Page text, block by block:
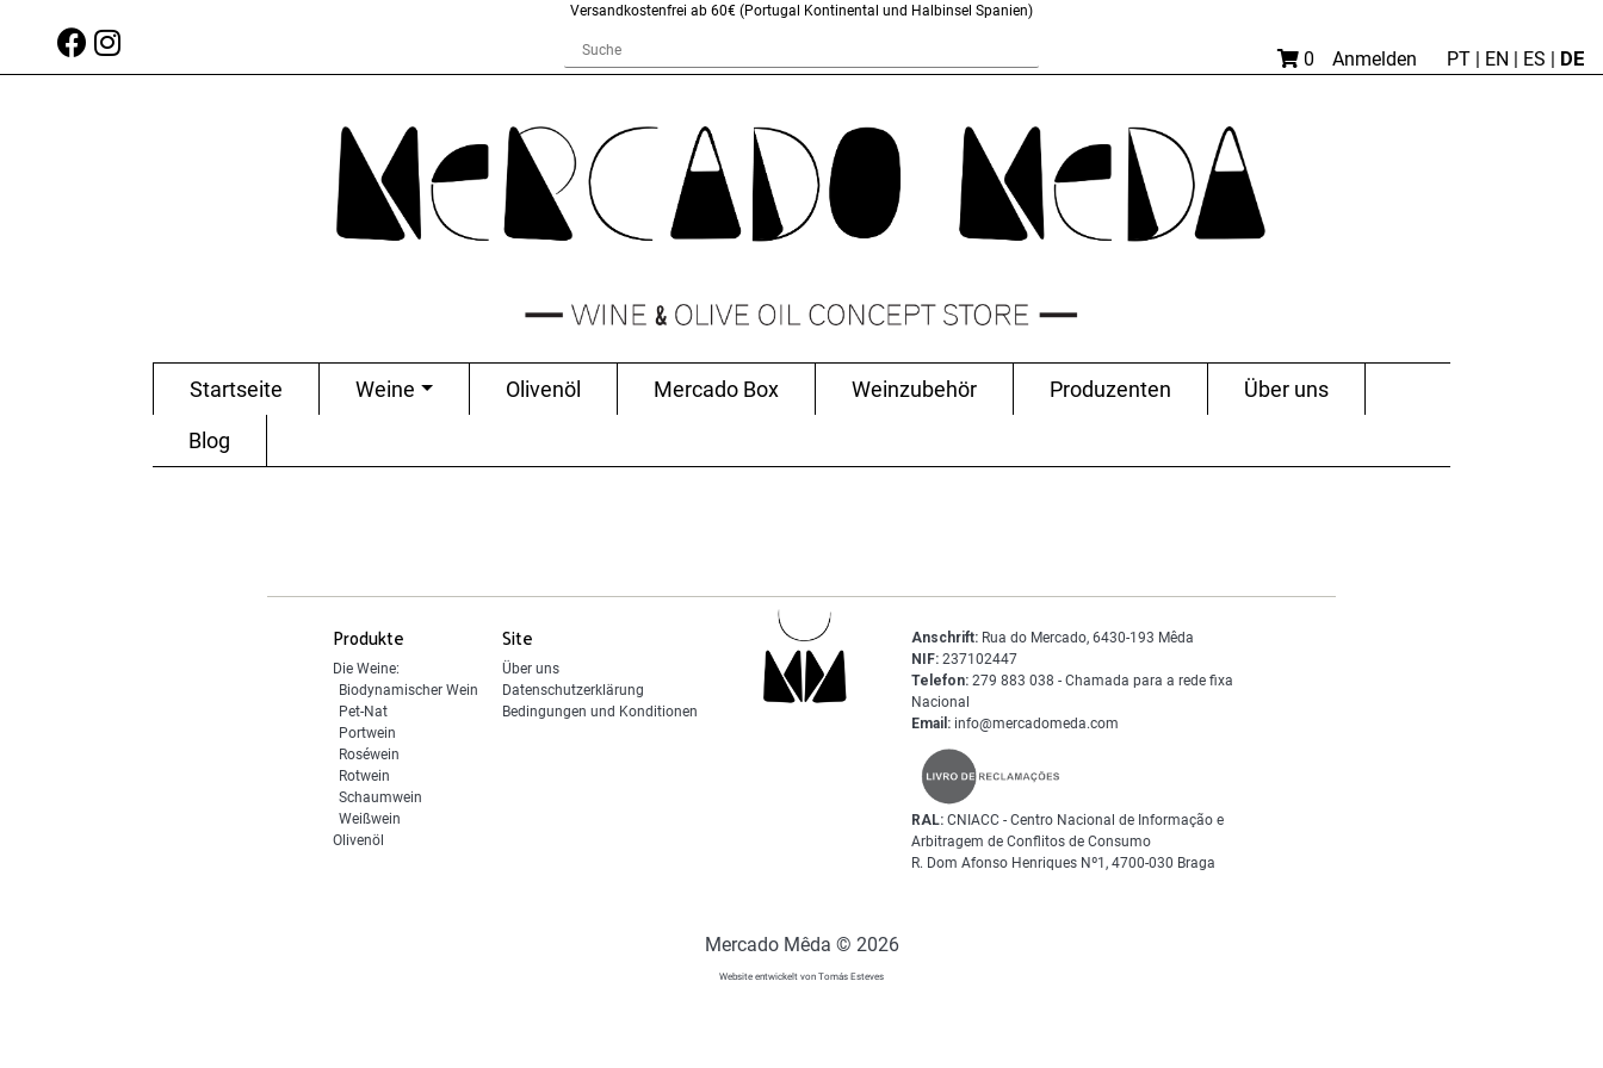
Versandkostenfrei ab 60€ (Portugal Kontinental und Halbinsel Spanien)
0 Anmelden PT | EN | ES | DE
Startseite Weine Olivenöl Mercado Box Weinzubehör Produzenten Über uns
Blog
Produkte
Die Weine:
Biodynamischer Wein
Pet-Nat
Portwein
Roséwein
Rotwein
Schaumwein
Weißwein
Olivenöl
Site
Über uns
Datenschutzerklärung
Bedingungen und Konditionen
Anschrift:Rua do Mercado, 6430-193 Mêda
NIF:237102447
Telefon:279 883 038 - Chamada para a rede fixa
Nacional
Email:info@mercadomeda.com
RAL:CNIACC - Centro Nacional de Informação e
Arbitragem de Conflitos de Consumo
R. Dom Afonso Henriques Nº1, 4700-030 Braga
Mercado Mêda © 2026
Website entwickelt von Tomás Esteves